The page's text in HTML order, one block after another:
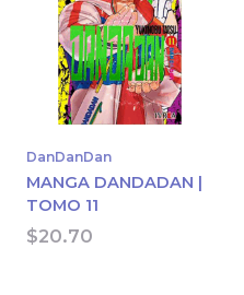
DanDanDan
MANGA DANDADAN |
TOMO 11
$20.70